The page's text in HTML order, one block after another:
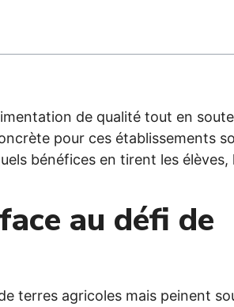
de qualité tout en
pour ces établissements
bénéfices en tirent les
au défi de
terres agricoles mais peinent